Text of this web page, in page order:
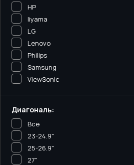
HP
Iiyama
LG
Lenovo
Philips
Samsung
ViewSonic
Диагональ:
Все
23-24.9"
25-26.9"
27"